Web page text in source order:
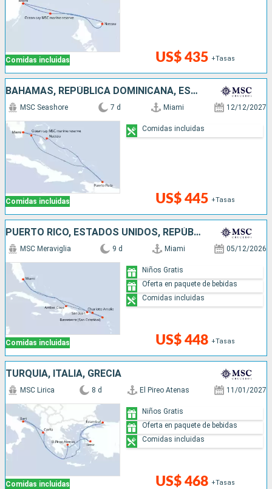
Comidas incluidas US$ 435 +Tasas
BAHAMAS, REPÚBLICA DOMINICANA, ESTADOS UNIDOS
Comidas incluidas
MSC Seashore 7 d Miami 12/12/2027
US$ 445 +Tasas
Comidas incluidas
PUERTO RICO, ESTADOS UNIDOS, REPÚBLICA DOMINICANA
Comidas incluidas
MSC Meraviglia 9 d Miami 05/12/2026
US$ 448 +Tasas
Niños Gratis
Oferta en paquete de bebidas
Comidas incluidas
TURQUÍA, ITALIA, GRECIA
Comidas incluidas
MSC Lirica 8 d El Pireo Atenas 11/01/2027
US$ 468 +Tasas
Niños Gratis
Oferta en paquete de bebidas
Comidas incluidas